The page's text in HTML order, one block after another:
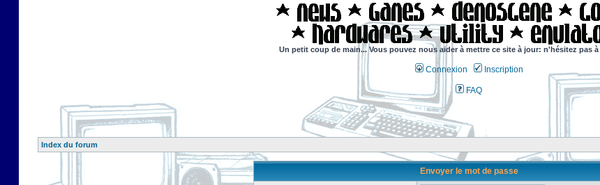
Un petit coup de main... Vous pouvez nous aider à mettre ce site à jour: n'hésitez pas à
Connexion Inscription
FAQ
Index du forum
Envoyer le mot de passe